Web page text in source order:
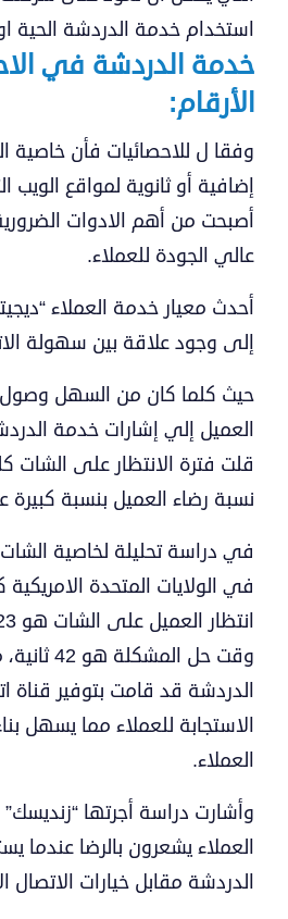
استخدام خدمة الدردشة الحية
خدمة الدردشة في
الأرقام:
وفقا ل للاحصائيات فأن خاصية
إضافية أو ثانوية لمواقع الويب
أصبحت من أهم الادوات
عالي الجودة للعملاء.
أحدث معيار خدمة العملاء
إلى وجود علاقة بين سهولة
حيث كلما كان من السهل وصول
العميل إلي إشارات خدمة
قلت فترة الانتظار على الشات
نسبة رضاء العميل بنسبة
في دراسة تحليلة لخاصية
في الولايات المتحدة
وقت حل
الدردشة قد قامت بتوفير قناة
الاستجابة للعملاء مما يسهل
العملاء.
العملاء يشعرون بالرضا عندما
الدردشة مقابل خيارات الاتصال